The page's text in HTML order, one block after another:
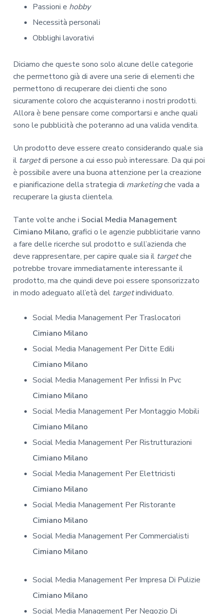
Passioni e hobby
Necessità personali
Obblighi lavorativi
Diciamo che queste sono solo alcune delle categorie
che permettono già di avere una serie di elementi che
permettono di recuperare dei clienti che sono
sicuramente coloro che acquisteranno i nostri prodotti.
Allora è bene pensare come comportarsi e anche quali
sono le pubblicità che poteranno ad una valida vendita.
Un prodotto deve essere creato considerando quale sia
il targetdi persone a cui esso può interessare. Da qui poi
è possibile avere una buona attenzione per la creazione
e pianificazione della strategia di marketingche vada a
recuperare la giusta clientela.
Tante volte anche i Social Media Management
Cimiano Milano, grafici o le agenzie pubblicitarie vanno
a fare delle ricerche sul prodotto e sull’azienda che
deve rappresentare, per capire quale sia il targetche
potrebbe trovare immediatamente interessante il
prodotto, ma che quindi deve poi essere sponsorizzato
in modo adeguato all’età del targetindividuato.
Social Media Management Per Traslocatori
Cimiano Milano
Social Media Management Per Ditte Edili
Cimiano Milano
Social Media Management Per Infissi In Pvc
Cimiano Milano
Social Media Management Per Montaggio Mobili
Cimiano Milano
Social Media Management Per Ristrutturazioni
Cimiano Milano
Social Media Management Per Elettricisti
Cimiano Milano
Social Media Management Per Ristorante
Cimiano Milano
Social Media Management Per Commercialisti
Cimiano Milano
Social Media Management Per Impresa Di Pulizie
Cimiano Milano
Social Media Management Per Negozio Di